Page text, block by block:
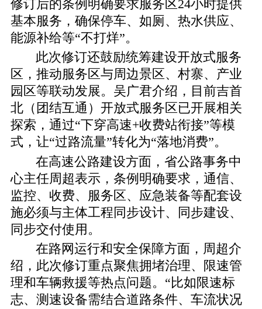
修订后的条例明确要求服务区24小时提供
基本服务，确保停车、如厕、热水供应、
能源补给等“不打烊”。
此次修订还鼓励统筹建设开放式服务
区，推动服务区与周边景区、村寨、产业
园区等联动发展。吴广君介绍，目前吉首
北（团结互通）开放式服务区已开展相关
探索，通过“下穿高速+收费站衔接”等模
式，让“过路流量”转化为“落地消费”。
在高速公路建设方面，省公路事务中
心主任周超表示，条例明确要求，通信、
监控、收费、服务区、应急装备等配套设
施必须与主体工程同步设计、同步建设、
同步交付使用。
在路网运行和安全保障方面，周超介
绍，此次修订重点聚焦拥堵治理、限速管
理和车辆救援等热点问题。“比如限速标
志、测速设备需结合道路条件、车流状况